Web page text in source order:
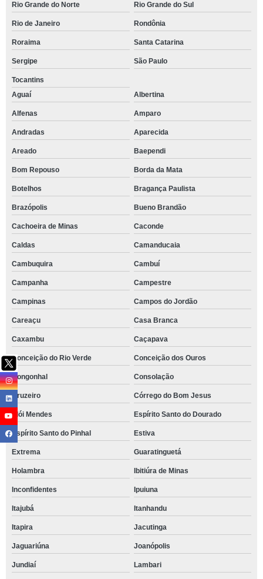
Rio Grande do Norte Rio Grande do Sul
Rio de Janeiro Rondônia
Roraima Santa Catarina
Sergipe São Paulo
Tocantins
Aguaí
Albertina
Alfenas Amparo
Andradas Aparecida
Areado Baependi
Bom Repouso Borda da Mata
Botelhos Bragança Paulista
Brazópolis Bueno Brandão
Cachoeira de Minas Caconde
Caldas Camanducaia
Cambuquira Cambuí
Campanha Campestre
Campinas Campos do Jordão
Careaçu Casa Branca
Caxambu Caçapava
Conceição do Rio Verde Conceição dos Ouros
Congonhal Consolação
Cruzeiro Córrego do Bom Jesus
Elói Mendes Espírito Santo do Dourado
Espírito Santo do Pinhal Estiva
Extrema Guaratinguetá
Holambra Ibitiúra de Minas
Inconfidentes Ipuiuna
Itajubá Itanhandu
Itapira Jacutinga
Jaguariúna Joanópolis
Jundiaí Lambari